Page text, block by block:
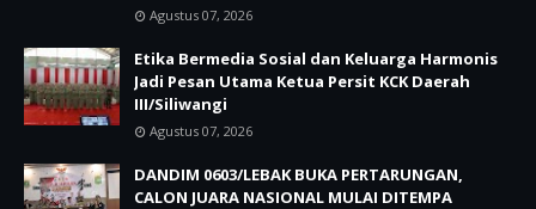
Agustus 07, 2026
Etika Bermedia Sosial dan Keluarga Harmonis
Jadi Pesan Utama Ketua Persit KCK Daerah
III/Siliwangi
Agustus 07, 2026
DANDIM 0603/LEBAK BUKA PERTARUNGAN,
CALON JUARA NASIONAL MULAI DITEMPA